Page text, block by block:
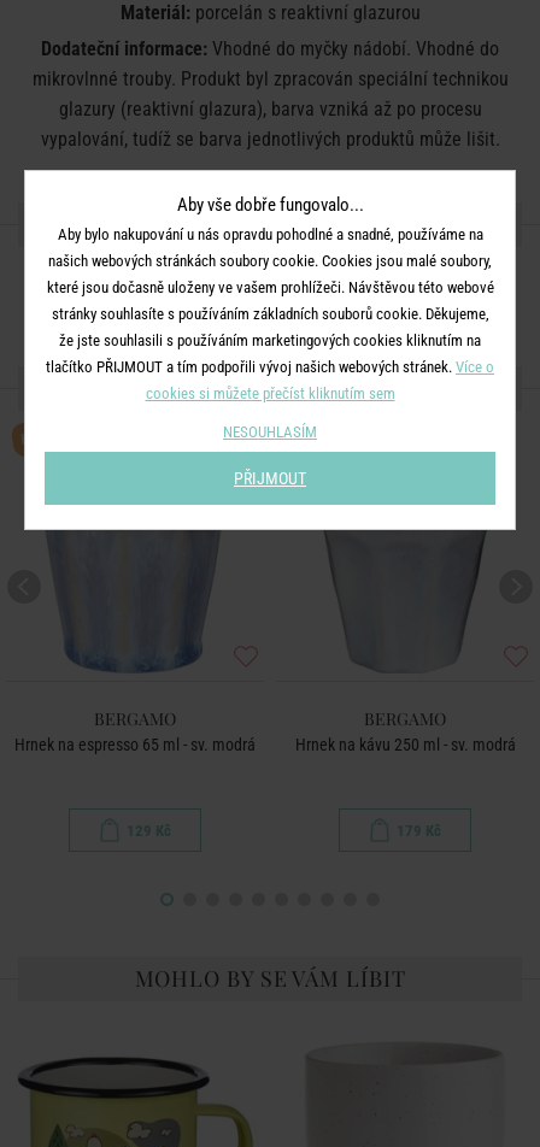
Materiál:porcelán s reaktivní glazurou
Dodateční informace: Vhodné do myčky nádobí. Vhodné do
mikrovlnné trouby. Produkt byl zpracován speciální technikou
glazury (reaktivní glazura), barva vzniká až po procesu
vypalování, tudíž se barva jednotlivých produktů může lišit.
SDÍLEJTE S PŘÁTELI
DALŠÍ PRODUKTY ZE SÉRIE
BESTSELLER
BERGAMO
Hrnek na espresso 65 ml - sv. modrá
129 Kč
BERGAMO
Hrnek na kávu 250 ml - sv. modrá
179 Kč
MOHLO BY SE VÁM LÍBIT
Aby vše dobře fungovalo...
Aby bylo nakupování u nás opravdu pohodlné a snadné, používáme na
našich webových stránkách soubory cookie. Cookies jsou malé soubory,
které jsou dočasně uloženy ve vašem prohlížeči. Návštěvou této webové
stránky souhlasíte s používáním základních souborů cookie. Děkujeme,
že jste souhlasili s používáním marketingových cookies kliknutím na
tlačítko PŘIJMOUT a tím podpořili vývoj našich webových stránek. Více o
cookies si můžete přečíst kliknutím sem
NESOUHLASÍM
PŘIJMOUT